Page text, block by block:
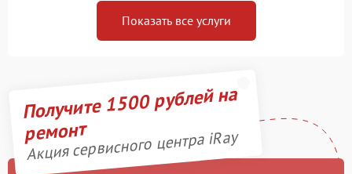
Показать все услуги
Получите 1500 рублей на
ремонт
Акция сервисного центра iRay